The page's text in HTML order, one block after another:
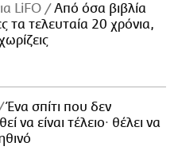
LiFO
Από όσα βιβλία
τα τελευταία 20 χρόνια,
Ένα σπίτι που δεν
να είναι τέλειο· θέλει να